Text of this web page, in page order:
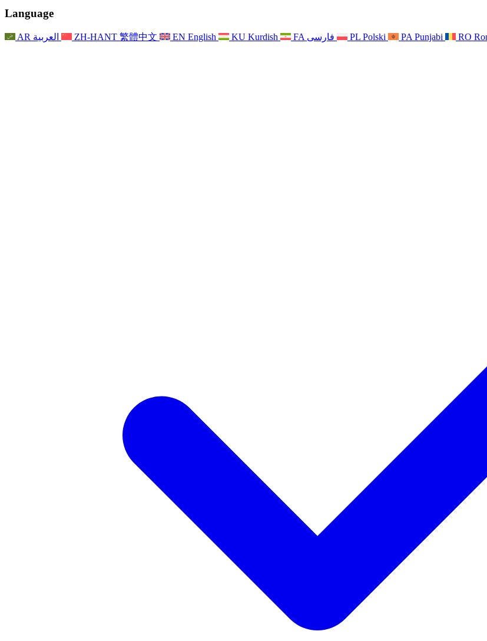
Procesul de feedback al familiei
Buletine informative
Sprijin psihologic pentru familii
Actualizări pentru familii
Evenimente
For Staff
For Families
Actualizări pentru familii
Raportul final al evaluării independente
Primul raport al evaluării independente
For Families
Nottingham
Serviciul de asistență psihologică familială
Sprijin în caz de criză în domeniul sănătății mintale
Servicii regionale Nottingham
Language
AR العربية ZH-HANT 繁體中文 EN English KU Kurdish FA فارسی PL Polski PA Punjabi RO